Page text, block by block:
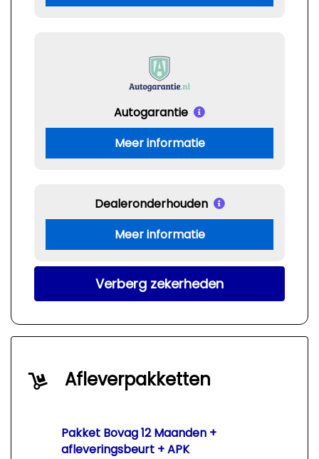
Autogarantie
Meer informatie
Dealeronderhouden
Meer informatie
Verberg zekerheden
Afleverpakketten
Pakket Bovag 12 Maanden +
afleveringsbeurt + APK